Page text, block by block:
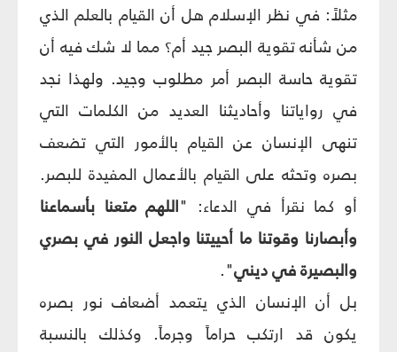
مثلاً: في نظر الإسلام هل أن القيام بالعلم الذي
من شأنه تقوية البصر جيد أم؟ مما لا شك فيه أن
تقوية حاسة البصر أمر مطلوب وجيد. ولهذا نجد
في رواياتنا وأحاديثنا العديد من الكلمات التي
تنهى الإنسان عن القيام بالأمور التي تضعف
بصره وتحثه على القيام بالأعمال المفيدة للبصر.
أو كما نقرأ في الدعاء: "اللهم متعنا بأسماعنا
وأبصارنا وقوتنا ما أحييتنا واجعل النور في بصري
والبصيرة في ديني".
بل أن الإنسان الذي يتعمد أضعاف نور بصره
يكون قد ارتكب حراماً وجرماً. وكذلك بالنسبة